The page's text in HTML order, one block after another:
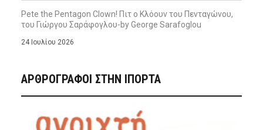
Pete the Pentagon Clown! Πιτ ο Κλόουν του Πενταγώνου,
του Γιώργου Σαράφογλου-by George Sarafoglou
24 Ιουλίου 2026
ΑΡΘΡΟΓΡΑΦΟΙ ΣΤΗΝ IΠΟΡΤΑ